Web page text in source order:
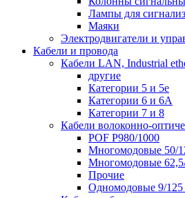
Лампы для
Маяки
Электродвигатели и
Кабели и провода
Кабели LAN, Industrial
другие
Категории 5 и 5е
Категории 6 и 6A
Категории 7 и 8
Кабели волоконно-
POF P980/1000
Многомодовые 50/
Многомодовые
Прочие
Одномодовые 9/125